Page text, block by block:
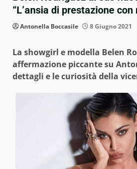
“L’ansia di prestazione con
Antonella Boccasile 8 Giugno 2021
La showgirl e modella Belen
affermazione piccante su
dettagli e le curiosità della